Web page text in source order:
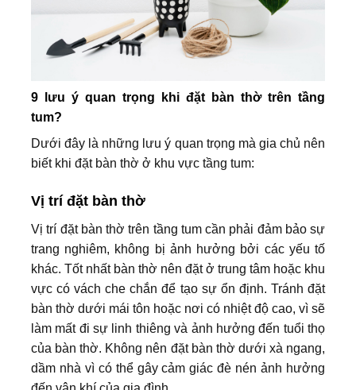
9 lưu ý quan trọng khi đặt bàn thờ trên tầng
tum?
Dưới đây là những lưu ý quan trọng mà gia chủ nên
biết khi đặt bàn thờ ở khu vực tầng tum:
Vị trí đặt bàn thờ
Vị trí đặt bàn thờ trên tầng tum cần phải đảm bảo sự
trang nghiêm, không bị ảnh hưởng bởi các yếu tố
khác. Tốt nhất bàn thờ nên đặt ở trung tâm hoặc khu
vực có vách che chắn để tạo sự ổn định. Tránh đặt
bàn thờ dưới mái tôn hoặc nơi có nhiệt độ cao, vì sẽ
làm mất đi sự linh thiêng và ảnh hưởng đến tuổi thọ
của bàn thờ. Không nên đặt bàn thờ dưới xà ngang,
dầm nhà vì có thể gây cảm giác đè nén ảnh hưởng